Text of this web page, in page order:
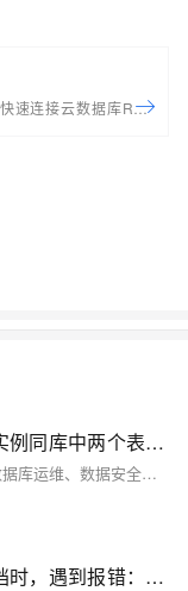
速连接云数据库RDS
数据管理DMS使用问题之如何实现同实例同库中两个表的数据同步
阿里云数据管理DMS提供了全面的数据管理、数据库运维、数据安全、数据迁移与同步等功能，助力企业高效、安全地进行数据库管理和运维工作。以下是DMS产品使用合集的详细介绍。
数据管理DMS操作报错合集之数据归档时，遇到报错："DMS获取内容为空，无须备份"，该怎么办